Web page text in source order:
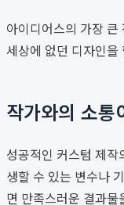
아이디어스의 가장
세상에 없던 디자인
작가와의 소통
성공적인 커스텀 제
생할 수 있는 변수나
면 만족스러운 결과